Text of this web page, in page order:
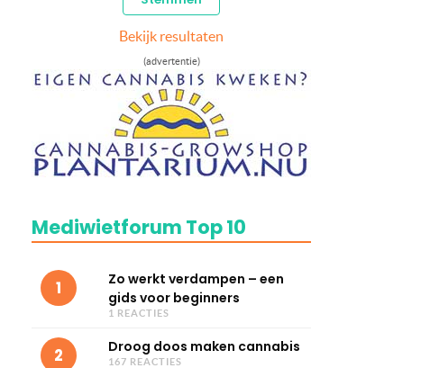
Bekijk resultaten
(advertentie)
Mediwietforum Top 10
1
Zo werkt verdampen – een
gids voor beginners
1 REACTIES
2 Droog doos maken cannabis
167 REACTIES